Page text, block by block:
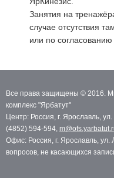
Занятия на
случае отсутствия
или по
Все права защищены © 2016.
комплекс "Ярбатут"
Центр: Россия, г. Ярославль,
(4852) 594-594,
Офис: Россия, г. Ярославль, ул.
вопросов, не касающихся